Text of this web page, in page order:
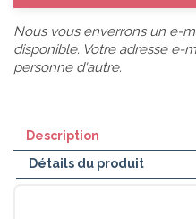
Nous vous enverrons un e-
disponible. Votre adresse e-
personne d'autre.
Description
Détails du produit